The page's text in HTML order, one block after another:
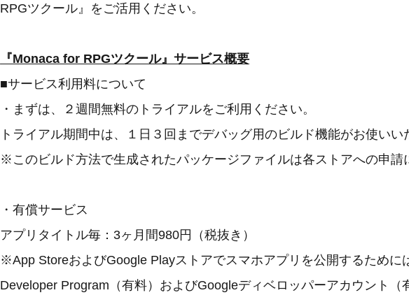
RPGツクール』をご活用ください。
『Monaca for RPGツクール』サービス概要
■サービス利用料について
・まずは、２週間無料のトライアルをご利用ください。
トライアル期間中は、１日３回までデバッグ用のビルド機能がお使いい
※このビルド方法で生成されたパッケージファイルは各ストアへの申請
・有償サービス
アプリタイトル毎：3ヶ月間980円（税抜き）
※App StoreおよびGoogle Playストアでスマホアプリを公開するために
Developer Program（有料）およびGoogleディベロッパーアカウント（